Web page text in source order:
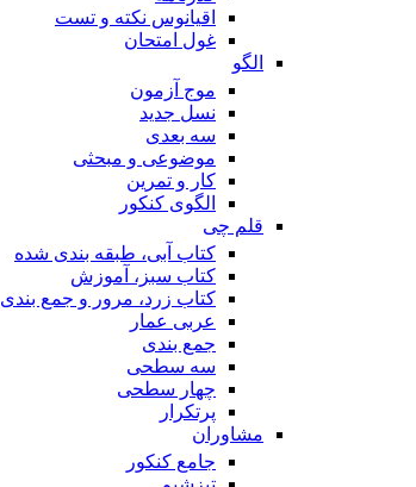
اقیانوس نکته و تست
غول امتحان
الگو
موج آزمون
نسل جدید
سه بعدی
موضوعی و مبحثی
کار و تمرین
الگوی کنکور
قلم چی
کتاب آبی، طبقه بندی شده
کتاب سبز، آموزش
کتاب زرد، مرور و جمع بندی
عربی عمار
جمع بندی
سه سطحی
چهار سطحی
پرتکرار
مشاوران
جامع کنکور